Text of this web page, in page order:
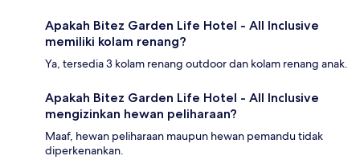
Apakah Bitez Garden Life Hotel - All Inclusive
memiliki kolam renang?
Ya, tersedia 3 kolam renang outdoor dan kolam renang anak.
Apakah Bitez Garden Life Hotel - All Inclusive
mengizinkan hewan peliharaan?
Maaf, hewan peliharaan maupun hewan pemandu tidak
diperkenankan.